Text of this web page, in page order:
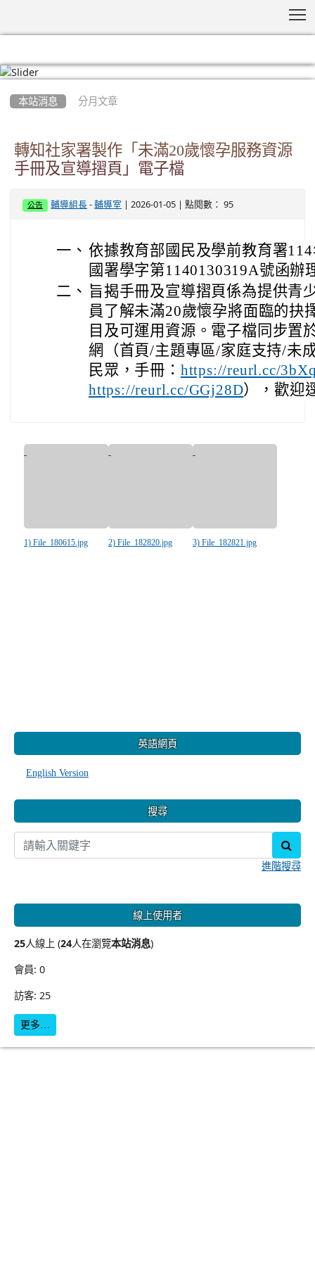
本站消息 分月文章
轉知社家署製作「未滿20歲懷孕服務資源
手冊及宣導摺頁」電子檔
公告 輔導組長 -輔導室 | 2026-01-05 | 點閱數： 95
一、 依據教育部國民及學前教育署
國署學字第1140130319A號函辦
二、 旨揭手冊及宣導摺頁係為提供青
員了解未滿20歲懷孕將面臨的抉
目及可運用資源。電子檔同步置
網（首頁/主題專區/家庭支持/未
民眾，手冊： https://reurl.cc/
https://reurl.cc/GGj28D），歡迎
1) File_180615.jpg 2) File_182820.jpg 3) File_182821.jpg
英語網頁
English Version
搜尋
進階搜尋
線上使用者
25人線上 (24人在瀏覽本站消息)
會員: 0
訪客: 25
更多…